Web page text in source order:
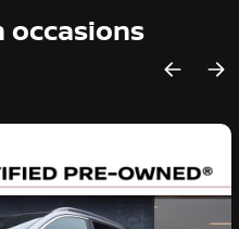
occasions